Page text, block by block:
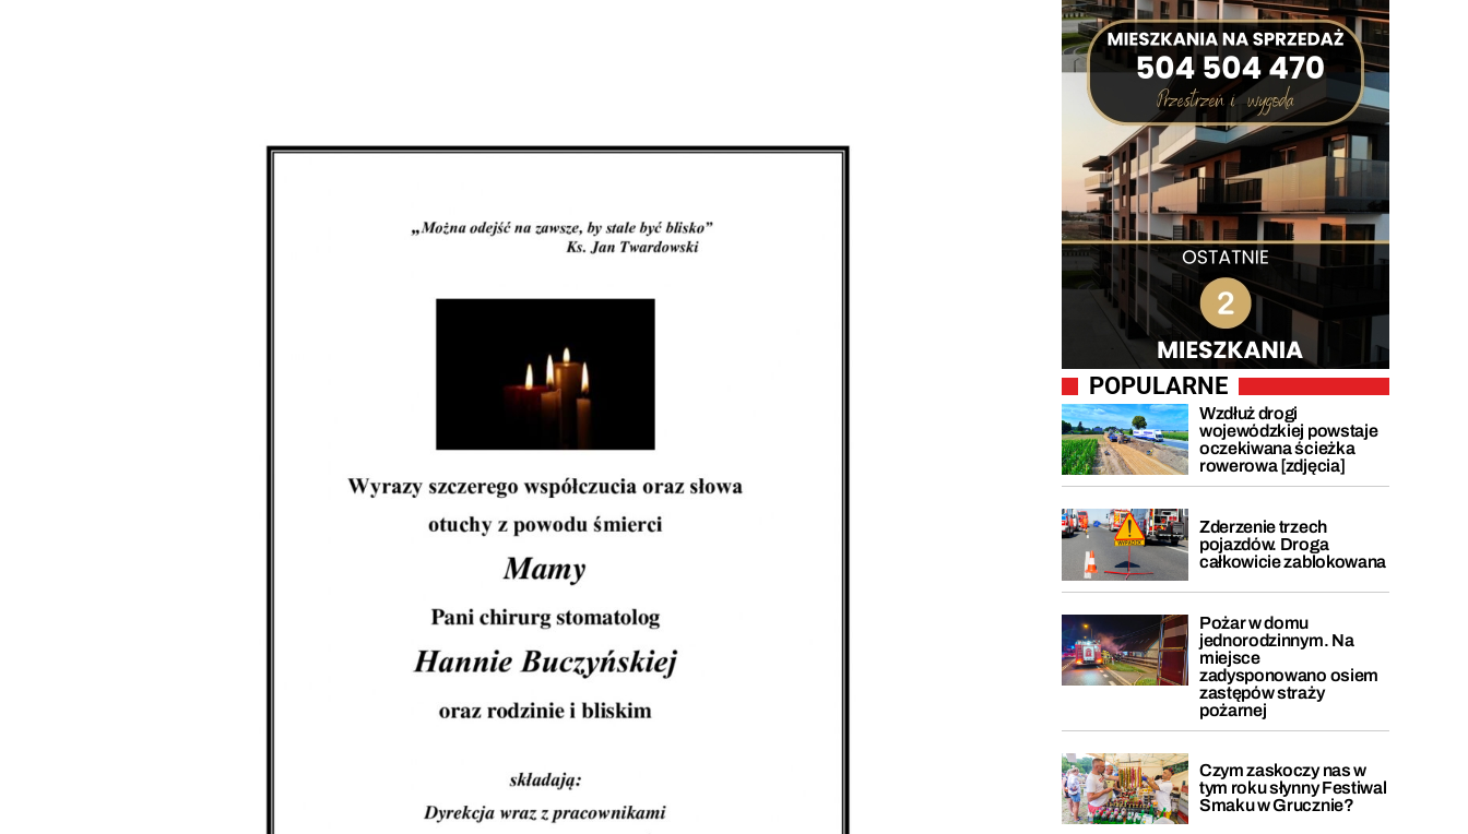
POPULARNE
Wzdłuż drogi
wojewódzkiej powstaje
oczekiwana ścieżka
rowerowa [zdjęcia]
Zderzenie trzech
pojazdów. Droga
całkowicie zablokowana
Pożar w domu
jednorodzinnym. Na
miejsce
zadysponowano osiem
zastępów straży
pożarnej
Czym zaskoczy nas w
tym roku słynny Festiwal
Smaku w Grucznie?